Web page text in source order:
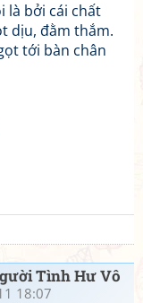
là bởi cái chất
dịu, đằm thắm.
tới bàn chân
Tình Hư Vô
18:07